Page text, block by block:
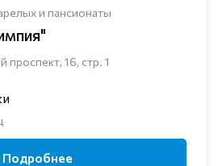
и пансионаты
проспект, 16, стр. 1
Подробнее